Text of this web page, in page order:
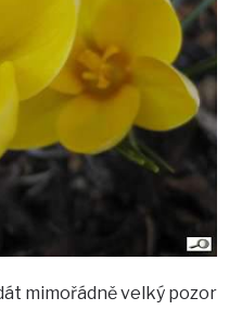
mimořádně velký pozor